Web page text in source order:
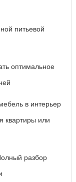
питьевой
оптимальное
в интерьер
квартиры или
разбор